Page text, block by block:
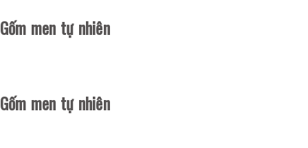
Gốm men tự nhiên
Gốm men tự nhiên